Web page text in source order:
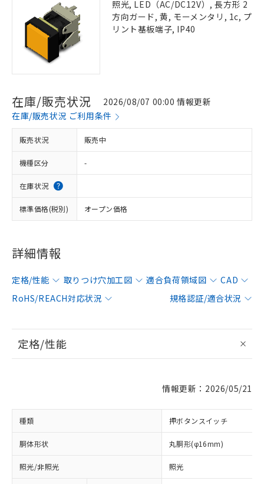
照光, LED（AC/DC12V）, 長方形 2
方向ガード, 黄, モーメンタリ, 1c, プ
リント基板端子, IP40
在庫/販売状況
2026/08/07 00:00 情報更新
在庫/販売状況 ご利用条件
販売状況 販売中
機種区分 -
在庫状況
標準価格(税別) オープン価格
詳細情報
定格/性能 取りつけ穴加工図 適合負荷領域図
CAD
RoHS/REACH対応状況
規格認証/適合状況
定格/性能
情報更新：2026/05/21
種類 押ボタンスイッチ
胴体形状 丸胴形(φ16mm)
照光/非照光 照光